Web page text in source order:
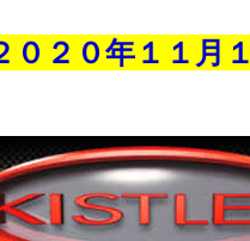
０２０年１１月